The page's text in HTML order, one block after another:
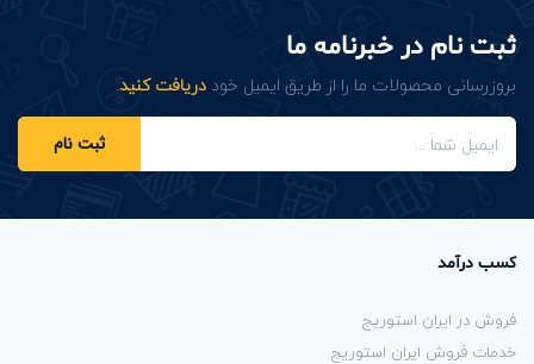
ثبت نام در خبرنامه ما
بروزرسانی محصولات ما را از طریق ایمیل خود دریافت کنید.
ثبت نام
کسب درآمد
فروش در ایران استوریج
خدمات فروش ایران استوریج